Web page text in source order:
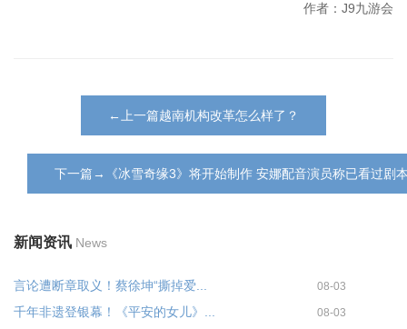
作者：J9九游会
←上一篇越南机构改革怎么样了？
下一篇→《冰雪奇缘3》将开始制作 安娜配音演员称已看过剧
新闻资讯 News
言论遭断章取义！蔡徐坤“撕掉爱... 08-03
千年非遗登银幕！《平安的女儿》... 08-03